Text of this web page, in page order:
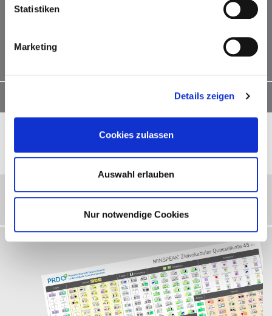
Statistiken
Marketing
Details zeigen
Cookies zulassen
Auswahl erlauben
Nur notwendige Cookies
Ähnliche Produkte
Zielvokabularposter Quasselkiste 45 MINSPEAK®